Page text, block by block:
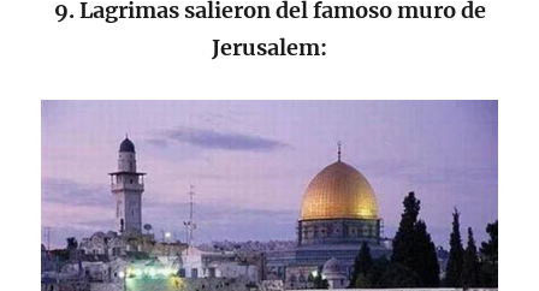
9. Lagrimas salieron del famoso muro de
Jerusalem: